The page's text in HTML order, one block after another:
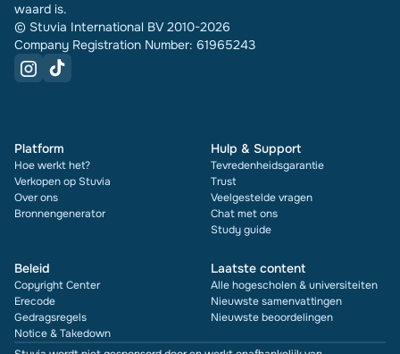
waard is.
© Stuvia International BV 2010-2026
Company Registration Number: 61965243
Platform
Hoe werkt het?
Verkopen op Stuvia
Over ons
Bronnengenerator
Hulp & Support
Tevredenheidsgarantie
Trust
Veelgestelde vragen
Chat met ons
Study guide
Beleid
Copyright Center
Erecode
Gedragsregels
Notice & Takedown
Laatste content
Alle hogescholen & universiteiten
Nieuwste samenvattingen
Nieuwste beoordelingen